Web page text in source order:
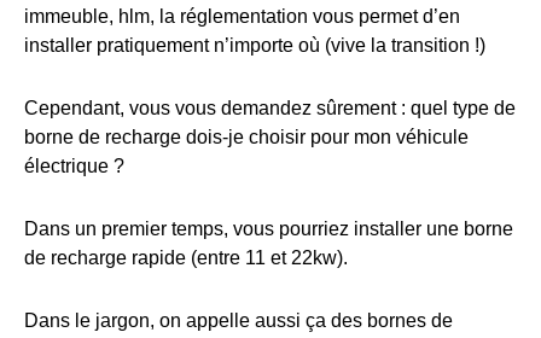
immeuble, hlm, la réglementation vous permet d’en
installer pratiquement n’importe où (vive la transition !)
Cependant, vous vous demandez sûrement : quel type de
borne de recharge dois-je choisir pour mon véhicule
électrique ?
Dans un premier temps, vous pourriez installer une borne
de recharge rapide (entre 11 et 22kw).
Dans le jargon, on appelle aussi ça des bornes de